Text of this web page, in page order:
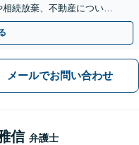
続放棄、不動産について
連携OK】
メールでお問い合わせ
信 弁護士